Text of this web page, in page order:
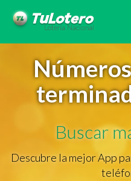
Buscar
Descubre la mejor App